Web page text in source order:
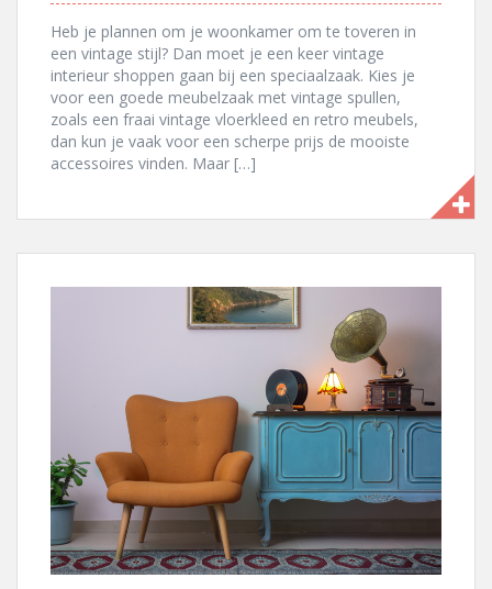
Heb je plannen om je woonkamer om te toveren in
een vintage stijl? Dan moet je een keer vintage
interieur shoppen gaan bij een speciaalzaak. Kies je
voor een goede meubelzaak met vintage spullen,
zoals een fraai vintage vloerkleed en retro meubels,
dan kun je vaak voor een scherpe prijs de mooiste
accessoires vinden. Maar […]